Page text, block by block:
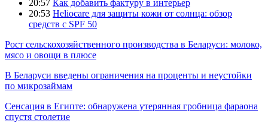
20:57 Как добавить фактуру в интерьер
20:53 Heliocare для защиты кожи от солнца: обзор
средств с SPF 50
Рост сельскохозяйственного производства в Беларуси: молоко,
мясо и овощи в плюсе
В Беларуси введены ограничения на проценты и неустойки
по микрозаймам
Сенсация в Египте: обнаружена утерянная гробница фараона
спустя столетие